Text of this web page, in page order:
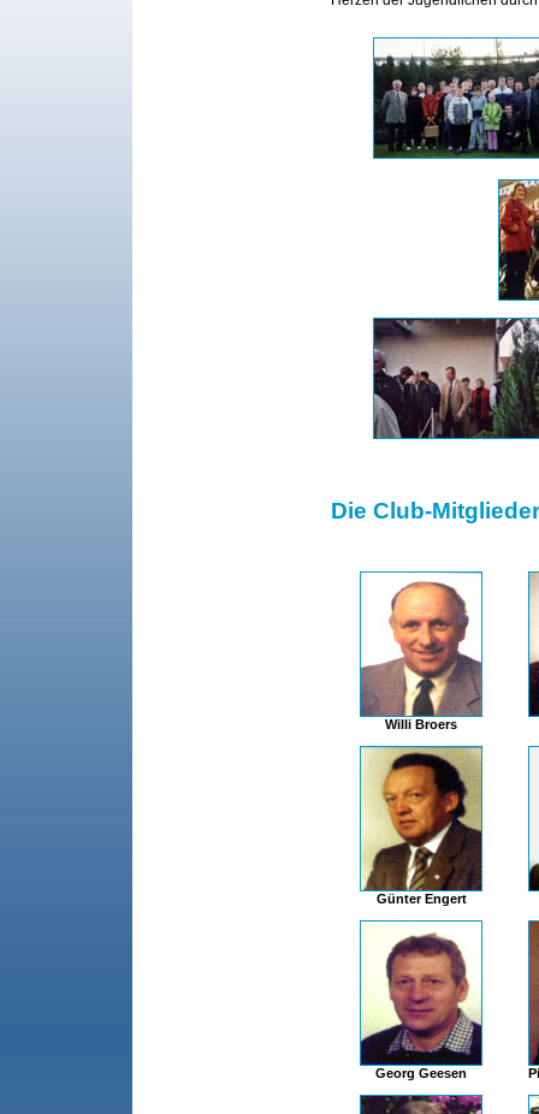
Die Club-Mitglieder
Willi Broers
Günter Engert
Georg Geesen